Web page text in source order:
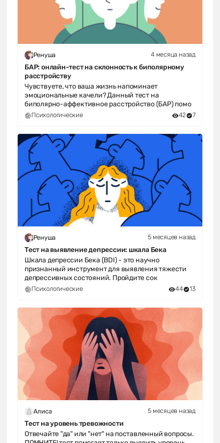
Ренуша 4 месяца назад
БАР: онлайн-тест на склонность к биполярному
расстройству
Чувствуете, что ваша жизнь напоминает
эмоциональные качели? Данный тест на
биполярно-аффективное расстройство (БАР) помо
Психологические 42 7
Ренуша 5 месяцев назад
Тест на выявление депрессии: шкала Бека
Шкала депрессии Бека (BDI) - это научно
признанный инструмент для выявления тяжести
депрессивных состояний. Пройдите сок
Психологические 44 13
Алиса 5 месяцев назад
Тест на уровень тревожности
Отвечайте "да" или "нет" на поставленный вопросы.